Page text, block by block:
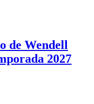
de Wendell
2027